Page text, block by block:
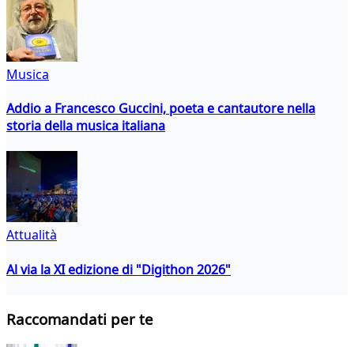
Musica
Addio a Francesco Guccini, poeta e cantautore nella
storia della musica italiana
Attualità
Al via la XI edizione di "Digithon 2026"
Raccomandati per te